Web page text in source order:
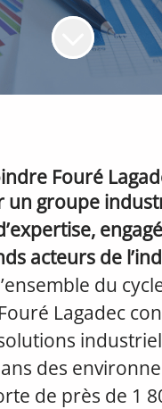
Fouré
un groupe
acteurs de
du
Lagadec
des
de près de 1